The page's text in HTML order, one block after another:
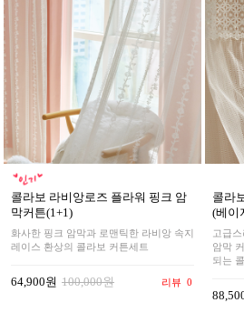
콜라보 라비앙로즈 플라워 핑크 암
막커튼(1+1)
화사한 핑크 암막과 로맨틱한 라비앙 속지
레이스 환상의 콜라보 커튼세트
64,900원 100,000원 리뷰 0
콜라
(베이
고급
암막
되는